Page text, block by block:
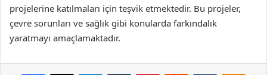
projelerine katılmaları için teşvik etmektedir. Bu projeler,
çevre sorunları ve sağlık gibi konularda farkındalık
yaratmayı amaçlamaktadır.
Facebook
X LinkedInTumblr PinterestReddit VKontakte